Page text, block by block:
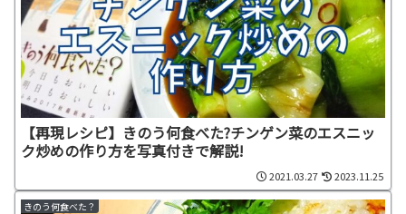
【再現レシピ】きのう何食べた?チンゲン菜のエスニッ
ク炒めの作り方を写真付きで解説!
2021.03.27 2023.11.25
きのう何食べた？